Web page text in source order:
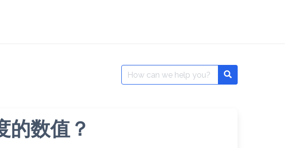
Search
for:
Search
的数值？